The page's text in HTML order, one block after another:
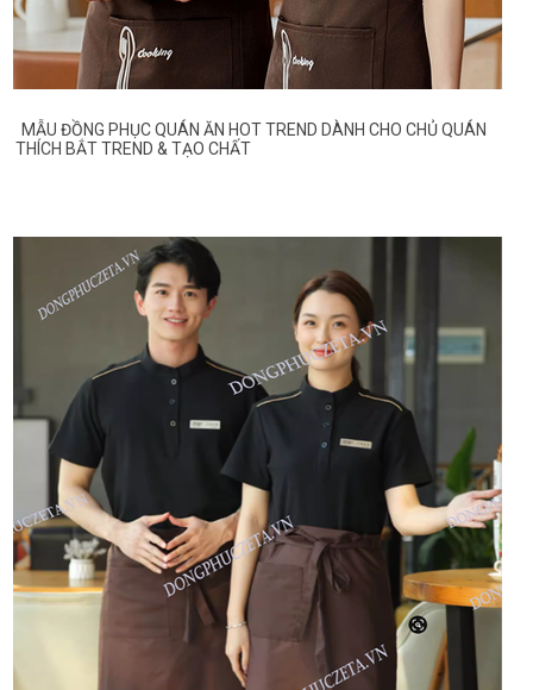
MẪU ĐỒNG PHỤC QUÁN ĂN HOT TREND DÀNH CHO CHỦ QUÁN
THÍCH BẮT TREND & TẠO CHẤT